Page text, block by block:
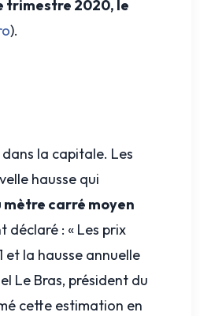
trimestre 2020, le
).
la capitale. Les
hausse qui
mètre carré moyen
déclaré : « Les prix
et la hausse annuelle
Le Bras, président du
cette estimation en